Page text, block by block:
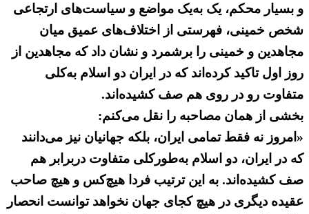
و بسیار محکم، یک به‌یک مواضع و سیاست‌های ارتجاعی
شخص خمینی، فهرستی از اختلاف‌های عمیق میان
مجاهدین و خمینی را برشمرد و نشان داد که مجاهدین از
روز اول تاکید کرده‌اند که در ایران دو اسلام به‌کلی
متفاوت رو در روی هم صف کشیده‌اند.
بخشی از همان مصاحبه را نقل می‌کنم:
«امروز نه فقط تمامی ایران، بلكه جهانیان نیز می‌دانند
كه در ایران، دو اسلام به‌طورکلی متفاوت دربرابر هم
صف کشیده‌اند. به این ترتیب فردا هیچ‌كس و هیچ صاحب
عقیده دیگری در هیچ كجای جهان نخواهد توانست انحصار